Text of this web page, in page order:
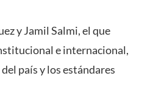
y Jamil Salmi, el que
e internacional,
país y los estándares